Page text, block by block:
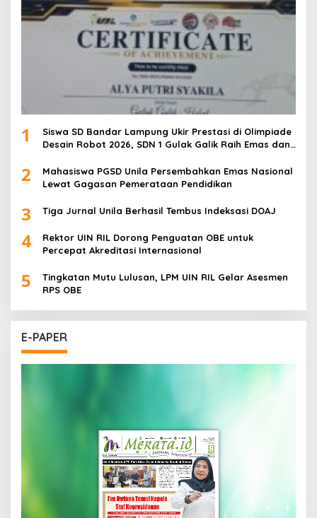
1
Siswa SD Bandar Lampung Ukir Prestasi di Olimpiade
Desain Robot 2026, SDN 1 Gulak Galik Raih Emas dan
2
Mahasiswa PGSD Unila Persembahkan Emas Nasional
Lewat Gagasan Pemerataan Pendidikan
3 Tiga Jurnal Unila Berhasil Tembus Indeksasi DOAJ
4
Rektor UIN RIL Dorong Penguatan OBE untuk
Percepat Akreditasi Internasional
5
Tingkatan Mutu Lulusan, LPM UIN RIL Gelar Asesmen
RPS OBE
E-PAPER